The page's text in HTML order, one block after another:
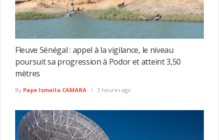
Fleuve Sénégal : appel à la vigilance, le niveau
poursuit sa progression à Podor et atteint 3,50
mètres
By Pape Ismaïla CAMARA 3 heures ago